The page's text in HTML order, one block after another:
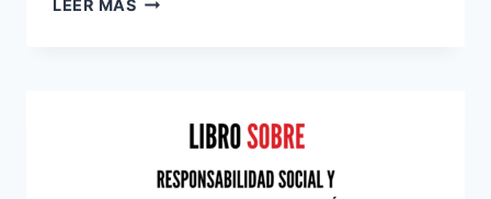
LEER MÁS
NUEVO
ORGANIZACIONAL